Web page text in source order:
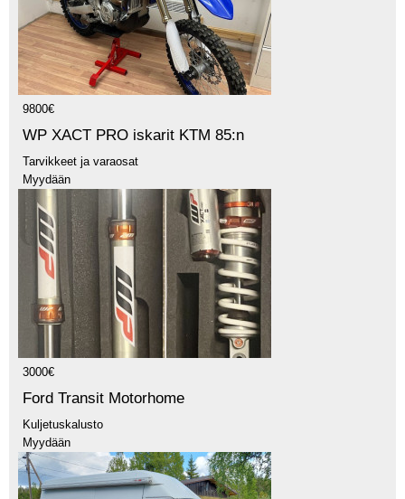
9800€
WP XACT PRO iskarit KTM 85:n
Tarvikkeet ja varaosat
Myydään
3000€
Ford Transit Motorhome
Kuljetuskalusto
Myydään